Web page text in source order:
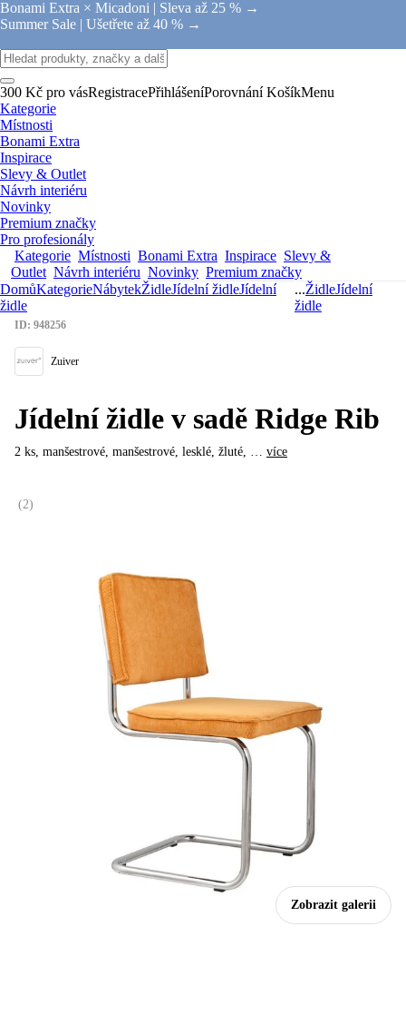
Bonami Extra × Micadoni | Sleva až 25 % →
Summer Sale | Ušetřete až 40 % →
300 Kč pro vásRegistracePřihlášeníPorovnání KošíkMenu
Kategorie
Místnosti
Bonami Extra
Inspirace
Slevy & Outlet
Návrh interiéru
Novinky
Premium značky
Pro profesionály
Kategorie Místnosti Bonami Extra Inspirace Slevy &
Outlet Návrh interiéru Novinky Premium značky
DomůKategorieNábytekŽidleJídelní židleJídelní
židle
...ŽidleJídelní
židle
Zobrazit galerii
ID: 948256
Zuiver
Jídelní židle v sadě Ridge Rib
2 ks, manšestrové, manšestrové, lesklé, žluté, … více
(2)